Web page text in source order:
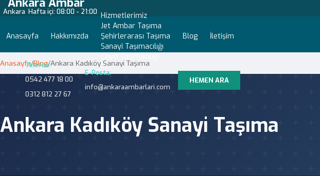
Ankara Hafta içi: 08:00 - 21:00
Anasayfa Hakkımızda
Hizmetlerimiz
Jet Ambar Taşıma
Şehirlerarası Taşıma
Sanayi Taşımacılığı
Blog İletişim
Telefon:
0542 477 18 00
0312 812 27 67
E-Posta:
info@ankaraambarlari.com
HEMEN ARA
Anasayfa/Blog/Ankara Kadıköy Sanayi Taşıma
Ankara Kadıköy Sanayi Taşıma